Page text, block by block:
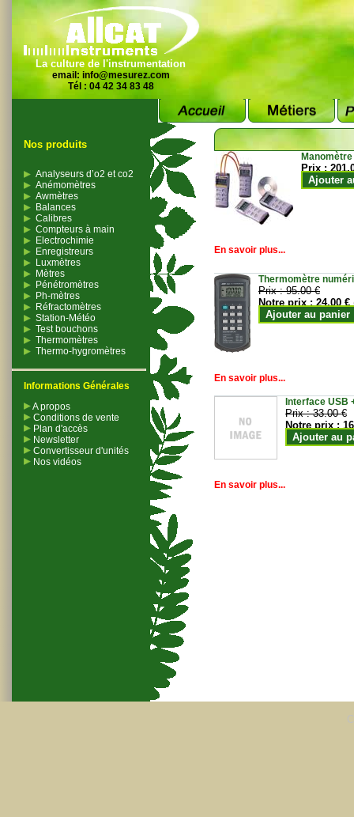
La culture de l'instrumentation
email: info@mesurez.com
Tél : 04 42 34 83 48
Nos produits
Analyseurs d’o2 et co2
Anémomètres
Awmètres
Balances
Calibres
Compteurs à main
Electrochimie
Enregistreurs
Luxmètres
Mètres
Pénétromètres
Ph-mètres
Réfractomètres
Station-Météo
Test bouchons
Thermomètres
Thermo-hygromètres
Informations Générales
A propos
Conditions de vente
Plan d'accès
Newsletter
Convertisseur d'unités
Nos vidéos
Prix :
Ajouter
En savoir plus...
Thermomètre
Prix :95.00 €
Notre prix :24.00 €
Ajouter au panier
En savoir plus...
Interface USB
Prix :33.00 €
Notre prix :
Ajouter au
En savoir plus...